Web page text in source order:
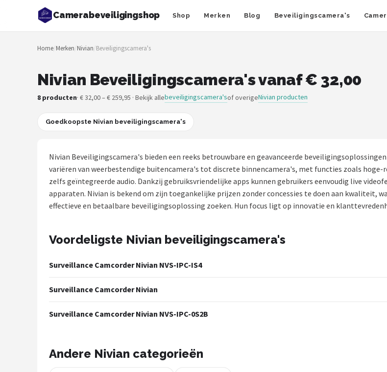
Camerabeveiligingshop Shop Merken Blog Beveiligingscamera's
Zoeken
NAVIGATIE
Merken
Camera Deurbellen
Home/Merken/Nivian/Beveiligingscamera's
Nivian Beveiligingscamera's vanaf € 32,00
8 producten· € 32,00 – € 259,95 · Bekijk allebeveiligingscamera'sof overigeNivian producten
Goedkoopste Nivian beveiligingscamera's
Nivian Beveiligingscamera's bieden een reeks betrouwbare en geavanceerde
variëren van weerbestendige buitencamera's tot discrete binnencamera's, met functies zoals
zelfs geïntegreerde audio. Dankzij gebruiksvriendelijke apps kunnen gebruikers eenvoudig live
apparaten. Nivian is bekend om zijn toegankelijke prijzen zonder concessies te doen aan kwaliteit,
effectieve en betaalbare beveiligingsoplossing zoeken. Hun focus ligt op innovatie en
Voordeligste Nivian beveiligingscamera's
Surveillance Camcorder Nivian NVS-IPC-IS4
Surveillance Camcorder Nivian
Surveillance Camcorder Nivian NVS-IPC-0S2B
Andere Nivian categorieën